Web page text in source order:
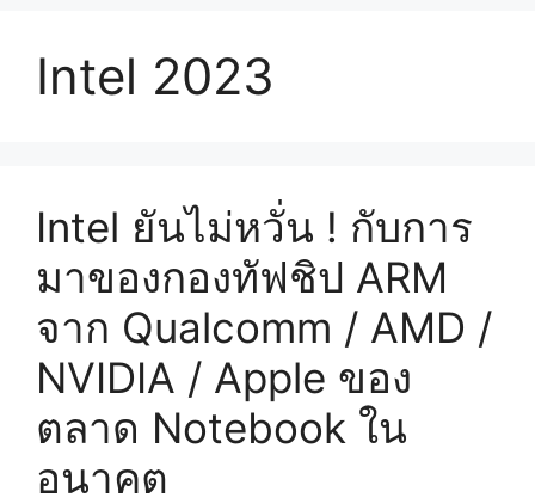
Intel 2023
Intel ยันไม่หวั่น ! กับการ
มาของกองทัฟชิป ARM
จาก Qualcomm / AMD /
NVIDIA / Apple ของ
ตลาด Notebook ใน
อนาคต